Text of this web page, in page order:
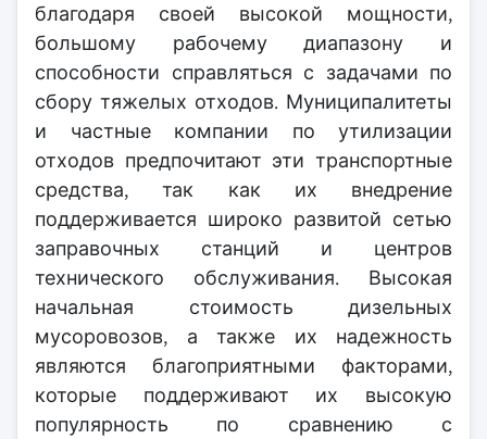
благодаря своей высокой мощности,
большому рабочему диапазону и
способности справляться с задачами по
сбору тяжелых отходов. Муниципалитеты
и частные компании по утилизации
отходов предпочитают эти транспортные
средства, так как их внедрение
поддерживается широко развитой сетью
заправочных станций и центров
технического обслуживания. Высокая
начальная стоимость дизельных
мусоровозов, а также их надежность
являются благоприятными факторами,
которые поддерживают их высокую
популярность по сравнению с